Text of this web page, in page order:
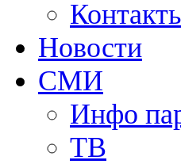
Новости
СМИ
Инфо
ТВ